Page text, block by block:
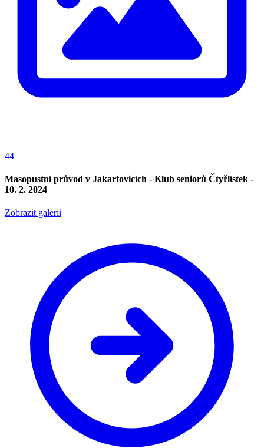
44
Masopustní průvod v Jakartovicích - Klub seniorů Čtyřlístek -
10. 2. 2024
Zobrazit galerii